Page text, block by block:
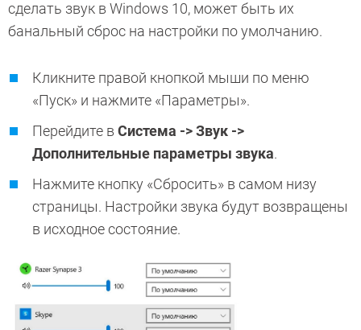
сделать звук в Windows 10, может быть их
банальный сброс на настройки по умолчанию.
Кликните правой кнопкой мыши по меню
«Пуск» и нажмите «Параметры».
Перейдите в Система -> Звук ->
Дополнительные параметры звука.
Нажмите кнопку «Сбросить» в самом низу
страницы. Настройки звука будут возвращены
в исходное состояние.